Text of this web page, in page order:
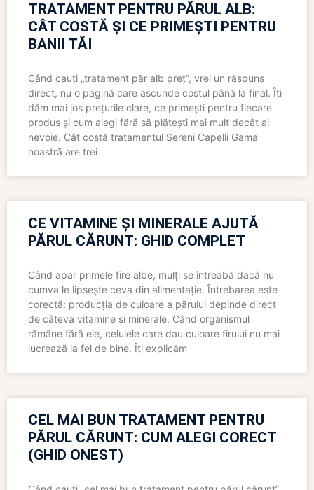
TRATAMENT PENTRU PĂRUL ALB:
CÂT COSTĂ ȘI CE PRIMEȘTI PENTRU
BANII TĂI
Când cauți „tratament păr alb preț”, vrei un răspuns
direct, nu o pagină care ascunde costul până la final. Îți
dăm mai jos prețurile clare, ce primești pentru fiecare
produs și cum alegi fără să plătești mai mult decât ai
nevoie. Cât costă tratamentul Sereni Capelli Gama
noastră are trei
CE VITAMINE ȘI MINERALE AJUTĂ
PĂRUL CĂRUNT: GHID COMPLET
Când apar primele fire albe, mulți se întreabă dacă nu
cumva le lipsește ceva din alimentație. Întrebarea este
corectă: producția de culoare a părului depinde direct
de câteva vitamine și minerale. Când organismul
rămâne fără ele, celulele care dau culoare firului nu mai
lucrează la fel de bine. Îți explicăm
CEL MAI BUN TRATAMENT PENTRU
PĂRUL CĂRUNT: CUM ALEGI CORECT
(GHID ONEST)